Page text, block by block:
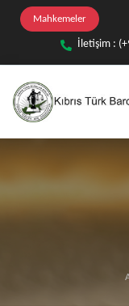
Mahkemeler
İletişim :